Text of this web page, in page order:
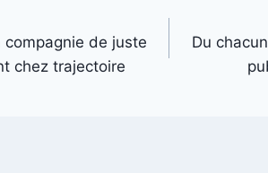
de juste
chez trajectoire
Du